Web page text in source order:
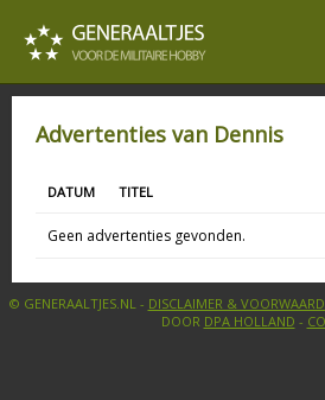
Advertenties van Dennis
DATUM TITEL
Geen advertenties gevonden.
© GENERAALTJES.NL - DISCLAIMER &
DOOR DPA HOLLAND -